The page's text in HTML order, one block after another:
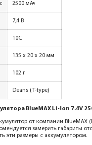
2500 мАч
7,4 В
10C
135 x 20 x 20 мм
102 г
Deans (T-type)
BlueMAX Li-Ion 7.4V
от компании BlueMAX
замерить габариты
эти размеры с аккумулятором.